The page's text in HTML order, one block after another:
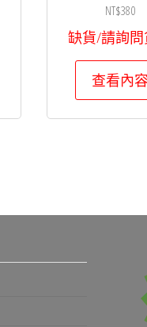
NT$380
缺貨/請詢
查看內